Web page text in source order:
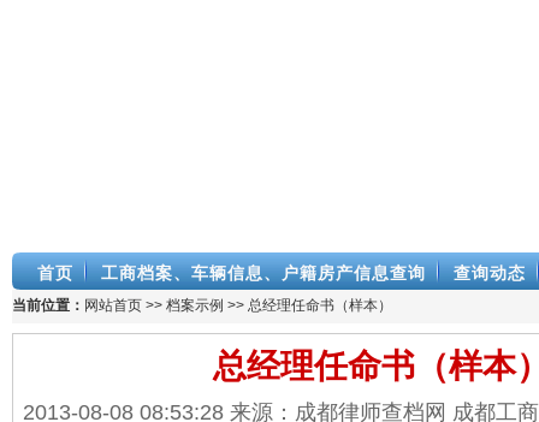
首页 工商档案、车辆信息、户籍房产信息查询 查询动态
当前位置： 网站首页 >> 档案示例 >> 总经理任命书（样本）
总经理任命书（样本
2013-08-08 08:53:28 来源：成都律师查档网 成都工